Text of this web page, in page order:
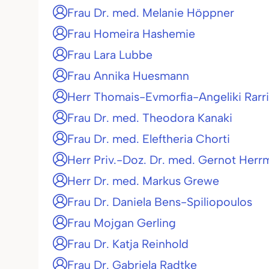
Frau Dr. med. Melanie Höppner
Frau Homeira Hashemie
Frau Lara Lubbe
Frau Annika Huesmann
Herr Thomais-Evmorfia-Angeliki Rarri
Frau Dr. med. Theodora Kanaki
Frau Dr. med. Eleftheria Chorti
Herr Priv.-Doz. Dr. med. Gernot
Herr Dr. med. Markus Grewe
Frau Dr. Daniela Bens-Spiliopoulos
Frau Mojgan Gerling
Frau Dr. Katja Reinhold
Frau Dr. Gabriela Radtke